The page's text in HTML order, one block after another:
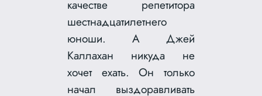
качестве репетитора
шестнадцатилетнего
юноши. А Джей
Каллахан никуда не
хочет ехать. Он только
начал выздоравливать